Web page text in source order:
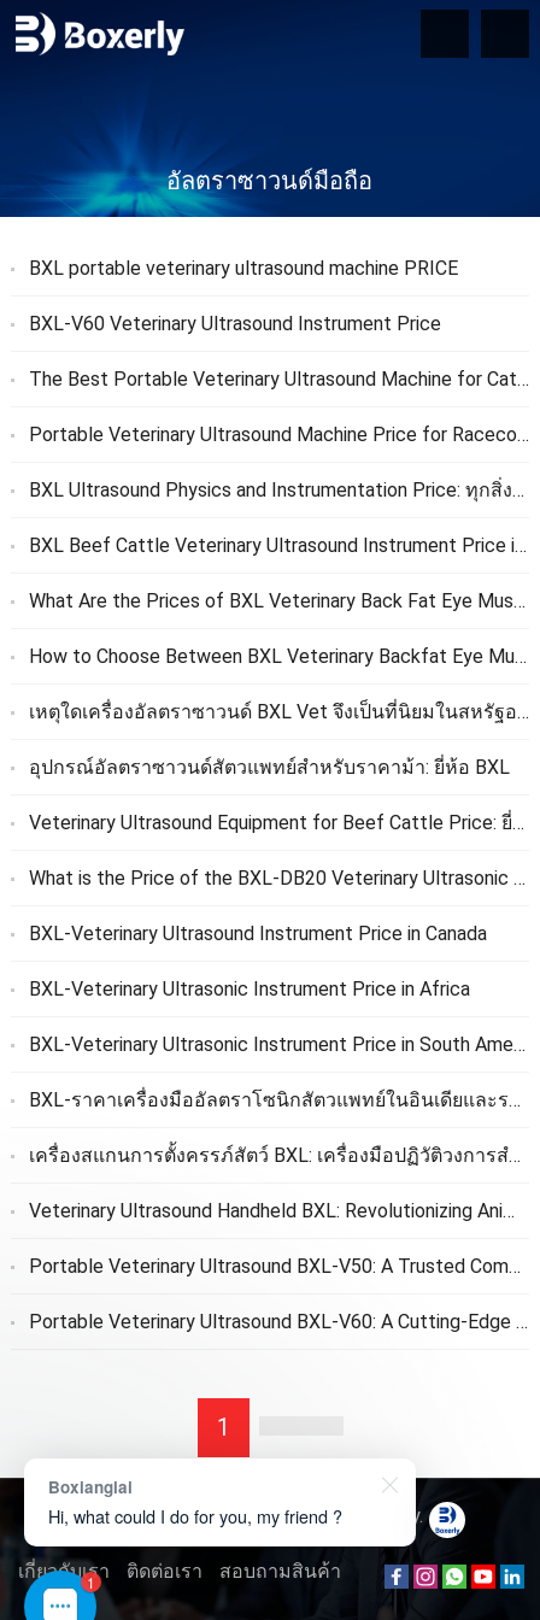
อัลตราซาวนด์มือถือ
BXL portable veterinary ultrasound machine PRICE
BXL-V60 Veterinary Ultrasound Instrument Price
The Best Portable Veterinary Ultrasound Machine for Cattle BXL-V60
Portable Veterinary Ultrasound Machine Price for Racecourse
BXL Ultrasound Physics and Instrumentation Price: ทุกสิ่งที่คุณต้องรู้
BXL Beef Cattle Veterinary Ultrasound Instrument Price in the United States
What Are the Prices of BXL Veterinary Back Fat Eye Muscle Ultrasonic Instrument and Veterinary Live Egg Collection Instrument
How to Choose Between BXL Veterinary Backfat Eye Muscle Ultrasonic Instrument and Veterinary Live Egg Collection Instrument
เหตุใดเครื่องอัลตราซาวนด์ BXL Vet จึงเป็นที่นิยมในสหรัฐอเมริกา?
อุปกรณ์อัลตราซาวนด์สัตวแพทย์สําหรับราคาม้า: ยี่ห้อ BXL
Veterinary Ultrasound Equipment for Beef Cattle Price: ยี่ห้อ BXL
What is the Price of the BXL-DB20 Veterinary Ultrasonic Instrument
BXL-Veterinary Ultrasound Instrument Price in Canada
BXL-Veterinary Ultrasonic Instrument Price in Africa
BXL-Veterinary Ultrasonic Instrument Price in South America and Price After Customs Clearance to Customers
BXL-ราคาเครื่องมืออัลตราโซนิกสัตวแพทย์ในอินเดียและราคาหลังจากพิธีการศุลกากรให้กับลูกค้า
เครื่องสแกนการตั้งครรภ์สัตว์ BXL: เครื่องมือปฏิวัติวงการสําหรับการตรวจหาการตั้งครรภ์ในระยะเริ่มต้น
Veterinary Ultrasound Handheld BXL: Revolutionizing Animal Care
Portable Veterinary Ultrasound BXL-V50: A Trusted Companion for Animal Care
Portable Veterinary Ultrasound BXL-V60: A Cutting-Edge Solution for Animal Care
1
ลิขสิทธิ์ © 2026 Boxerly Technology.
เกี่ยวกับเรา ติดต่อเรา สอบถามสินค้า
1
Boxianglai
Hi, what could I do for you, my friend ?